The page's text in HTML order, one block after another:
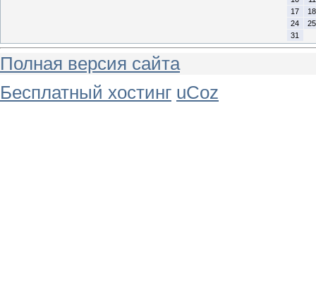
17
18
24
25
31
Полная версия сайта
Бесплатный хостинг uCoz